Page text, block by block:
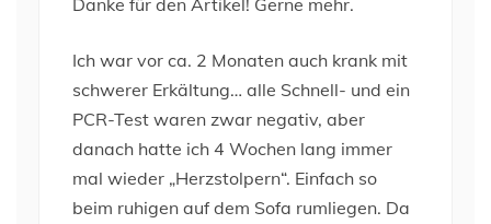
Ich war vor ca. 2 Monaten auch krank mit
schwerer Erkältung… alle Schnell- und ein
PCR-Test waren zwar negativ, aber
danach hatte ich 4 Wochen lang immer
mal wieder „Herzstolpern“. Einfach so
beim ruhigen auf dem Sofa rumliegen. Da